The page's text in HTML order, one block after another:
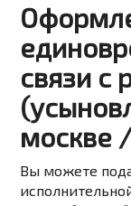
связи с
москве
Вы можете